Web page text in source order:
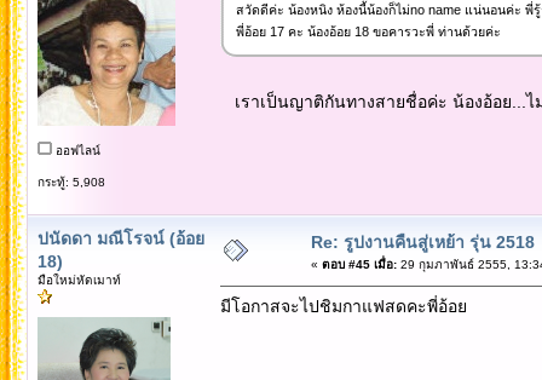
ออฟไลน์
กระทู้: 5,908
สวัดดีค่ะ น้องหนิง ห้องนี้น้องก็ไม่no name แน่นอนค่ะ พี่
พี่อ้อย 17 คะ น้องอ้อย 18 ขอคารวะพี่ ท่านด้วยค่ะ
เราเป็นญาติกันทางสายชื่อค่ะ น้องอ้อย...ไ
ปนัดดา มณีโรจน์ (อ้อย
18)
มือใหม่หัดเมาท์
Re: รูปงานคืนสู่เหย้า รุ่น 2518
« ตอบ #45 เมื่อ:29 กุมภาพันธ์ 2555,
มีโอกาสจะไปชิมกาแฟสดคะพี่อ้อย